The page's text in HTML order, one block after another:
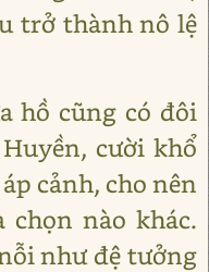
trở thành nô lệ
hồ cũng có đôi
cười khổ
cảnh, cho nên
chọn nào khác.
như đệ tưởng